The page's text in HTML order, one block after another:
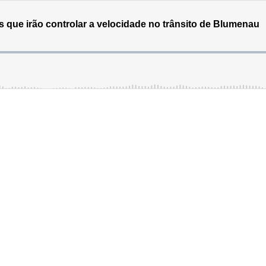
que irão controlar a velocidade no trânsito de Blumenau